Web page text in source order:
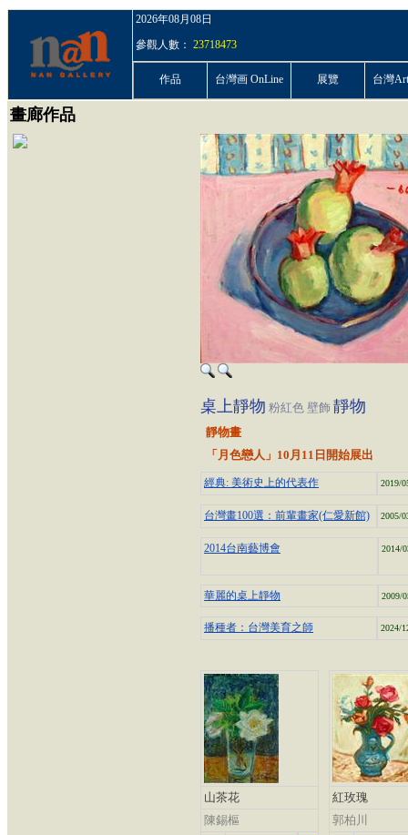
2026年08月08日
參觀人數： 23718473
作品 台灣画 OnLine 展覽 台灣
畫廊作品
桌上靜物 粉紅色 壁飾 靜物
靜物畫
「月色戀人」10月11日開始展出
經典: 美術史上的代表作 2019/
台灣畫100選：前輩畫家(仁愛新館) 2005/
2014台南藝博會 2014/
華麗的桌上靜物 2009/
播種者：台灣美育之師 2024/
山茶花
陳錫樞
紅玫瑰
郭柏川